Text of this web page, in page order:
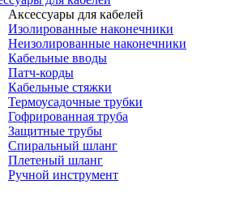
Аксессуары для кабелей
Изолированные наконечники
Неизолированные наконечники
Кабельные вводы
Патч-корды
Кабельные стяжки
Термоусадочные трубки
Гофрированная труба
Защитные трубы
Спиральный шланг
Плетеный шланг
Ручной инструмент